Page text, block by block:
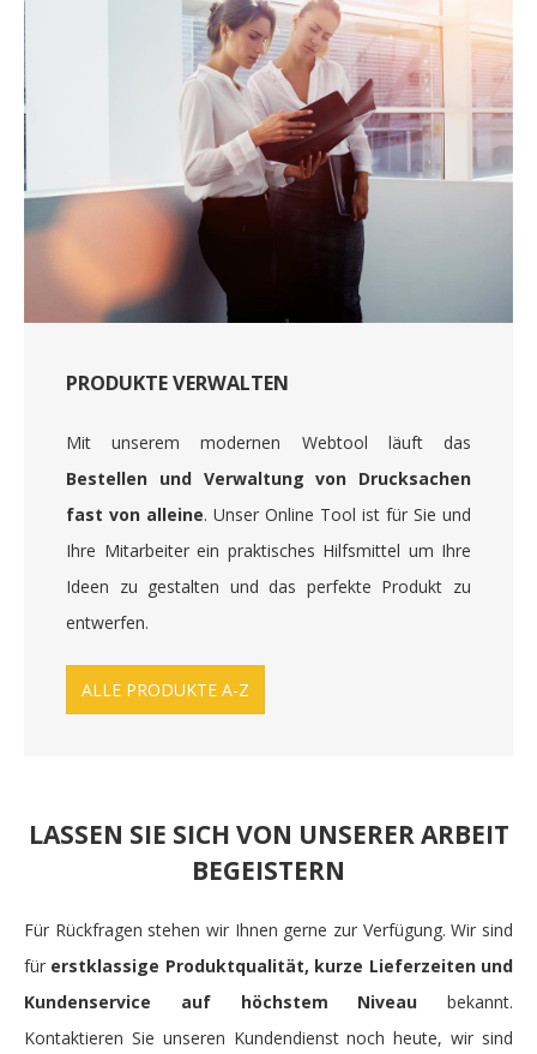
PRODUKTE VERWALTEN
Mit unserem modernen Webtool läuft das
Bestellen und Verwaltung von Drucksachen
fast von alleine. Unser Online Tool ist für Sie und
Ihre Mitarbeiter ein praktisches Hilfsmittel um Ihre
Ideen zu gestalten und das perfekte Produkt zu
entwerfen.
ALLE PRODUKTE A-Z
LASSEN SIE SICH VON UNSERER ARBEIT
BEGEISTERN
Für Rückfragen stehen wir Ihnen gerne zur Verfügung. Wir sind
für erstklassige Produktqualität, kurze Lieferzeiten und
Kundenservice auf höchstem Niveau bekannt.
Kontaktieren Sie unseren Kundendienst noch heute, wir sind